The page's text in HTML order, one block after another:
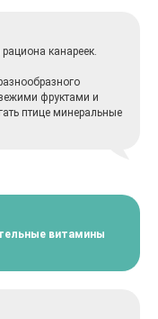
канареек.
фруктами и
птице минеральные
витамины